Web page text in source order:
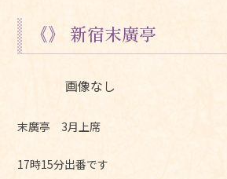
《》 新宿末廣亭
画像なし
末廣亭 3月上席
17時15分出番です